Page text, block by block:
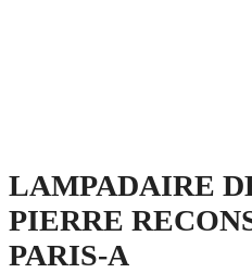
LAMPADAIRE
PIERRE
PARIS-A